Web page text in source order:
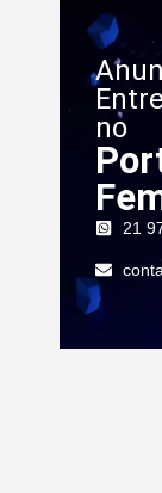
no
21